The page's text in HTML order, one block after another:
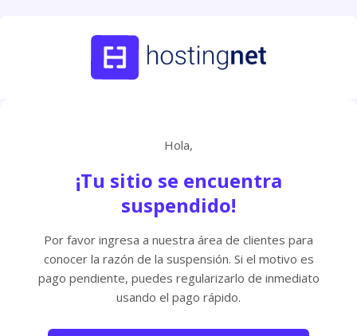
Hola,
¡Tu sitio se encuentra
suspendido!
Por favor ingresa a nuestra área de clientes para
conocer la razón de la suspensión. Si el motivo es
pago pendiente, puedes regularizarlo de inmediato
usando el pago rápido.